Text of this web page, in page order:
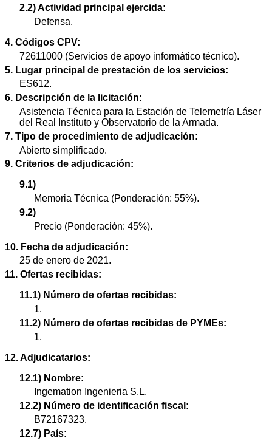
2.2) Actividad principal ejercida:
Defensa.
4. Códigos CPV:
72611000 (Servicios de apoyo informático técnico).
5. Lugar principal de prestación de los servicios:
ES612.
6. Descripción de la licitación:
Asistencia Técnica para la Estación de Telemetría Láser
del Real Instituto y Observatorio de la Armada.
7. Tipo de procedimiento de adjudicación:
Abierto simplificado.
9. Criterios de adjudicación:
9.1)
Memoria Técnica (Ponderación: 55%).
9.2)
Precio (Ponderación: 45%).
10. Fecha de adjudicación:
25 de enero de 2021.
11. Ofertas recibidas:
11.1) Número de ofertas recibidas:
1.
11.2) Número de ofertas recibidas de PYMEs:
1.
12. Adjudicatarios:
12.1) Nombre:
Ingemation Ingenieria S.L.
12.2) Número de identificación fiscal:
B72167323.
12.7) País: